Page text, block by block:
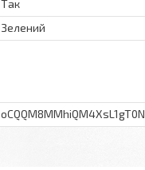
Так
Зелений